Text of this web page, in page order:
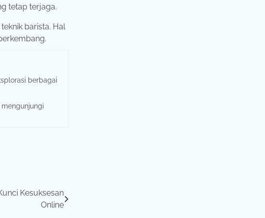
tetap terjaga.
barista. Hal
berbagai
Kesuksesan
Online